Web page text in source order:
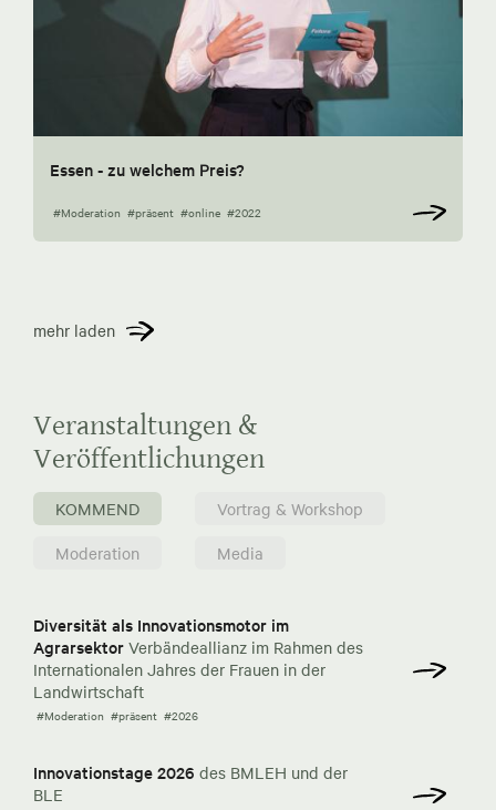
Essen - zu welchem Preis?
#Moderation #präsent #online #2022
mehr laden
Veranstaltungen &
Veröffentlichungen
KOMMEND
Vortrag & Workshop
Moderation
Media
Diversität als Innovationsmotor im
Agrarsektor Verbändeallianz im Rahmen des
Internationalen Jahres der Frauen in der
Landwirtschaft
#Moderation #präsent #2026
Innovationstage 2026 des BMLEH und der
BLE